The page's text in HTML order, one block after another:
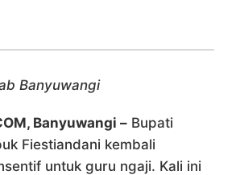
Banyuwangi
Banyuwangi – Bupati
Fiestiandani kembali
untuk guru ngaji. Kali ini